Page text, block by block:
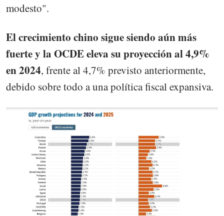
modesto".
El crecimiento chino sigue siendo aún más
fuerte y la OCDE eleva su proyección al 4,9%
en 2024, frente al 4,7% previsto anteriormente,
debido sobre todo a una política fiscal expansiva.